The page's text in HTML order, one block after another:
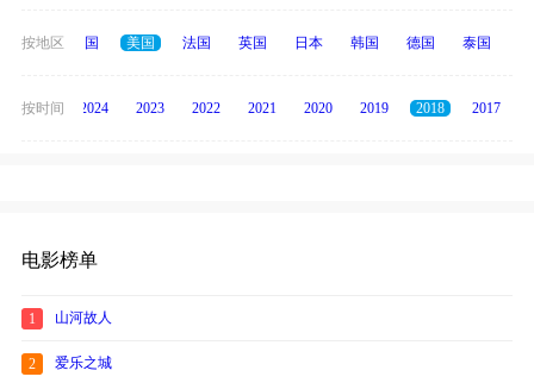
按地区
全部 中国 美国 法国 英国 日本 韩国 德国 泰国
按时间
2025 2024 2023 2022 2021 2020 2019 2018 2017
电影榜单
1 山河故人
2 爱乐之城